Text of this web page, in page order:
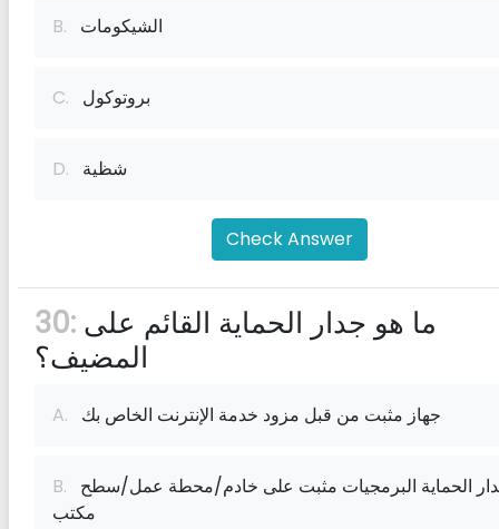
B. الشيكومات
C. بروتوكول
D. شظية
Check Answer
30:
المضيف؟
A. جهاز مثبت من قبل مزود خدمة الإنترنت الخاص بك
B.
مكتب